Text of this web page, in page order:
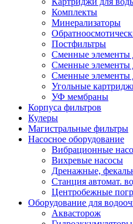
Комплекты
Минерализаторы
Постфильтры
Сменные элементы
Сменные элементы
Сменные элементы
Угольные
УФ мембраны
Корпуса фильтров
Кулеры
Магистральные фильтры
Насосное оборудование
Вибрационные
Вихревые насосы
Дренажные,
Станция автомат.
Центробежные
Оборудование для
Аквасторож